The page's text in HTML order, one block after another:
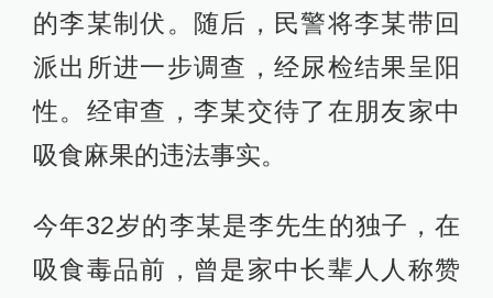
的李某制伏。随后，民警将李某带回
派出所进一步调查，经尿检结果呈阳
性。经审查，李某交待了在朋友家中
吸食麻果的违法事实。
今年32岁的李某是李先生的独子，在
吸食毒品前，曾是家中长辈人人称赞